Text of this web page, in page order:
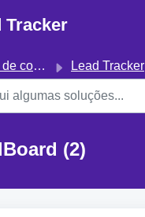
Tracker
Lead Tracker
(2)